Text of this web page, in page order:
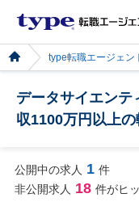
type転職エージェン
データサイエンテ
収1100万円以上
公開中の求人 1 件
非公開求人 18 件がヒ